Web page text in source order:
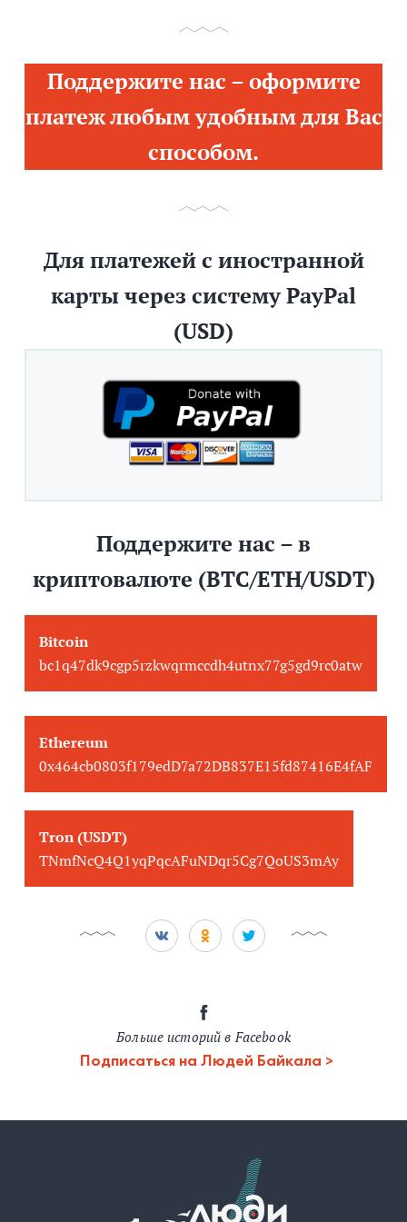
Поддержите нас – оформите
платеж любым удобным для Вас
способом.
Для платежей с иностранной
карты через систему PayPal
(USD)
Поддержите нас – в
криптовалюте (BTC/ETH/USDT)
Bitcoin
bc1q47dk9cgp5rzkwqrmccdh4utnx77g5gd9rc0atw
Ethereum
0x464cb0803f179edD7a72DB837E15fd87416E4fAF
Tron (USDT)
TNmfNcQ4Q1yqPqcAFuNDqr5Cg7QoUS3mAy
Больше историй в Facebook
Подписаться на Людей Байкала